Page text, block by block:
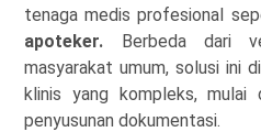
tenaga medis profesional
apoteker. Berbeda dari
masyarakat umum, solusi ini
klinis yang kompleks, mulai
penyusunan dokumentasi.